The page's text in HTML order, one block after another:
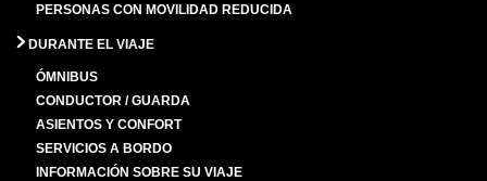
PERSONAS CON MOVILIDAD REDUCIDA
DURANTE EL VIAJE
ÓMNIBUS
CONDUCTOR / GUARDA
ASIENTOS Y CONFORT
SERVICIOS A BORDO
INFORMACIÓN SOBRE SU VIAJE